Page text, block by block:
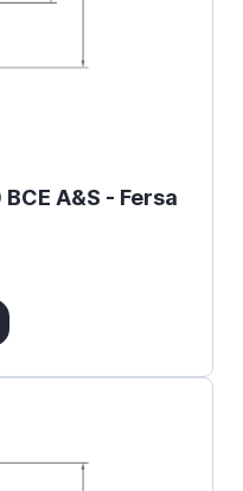
A&S - Fersa